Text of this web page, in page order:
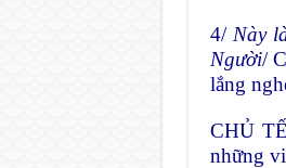
4/ Này
Người/
lắng
CHỦ
những